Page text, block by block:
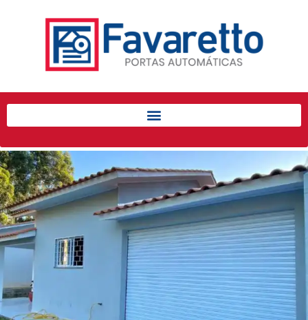
Início
Produtos
Porta de Enrolar Automática
Automatizadores
Acessórios Para Portas de
Enrolar
Pintura eletrostática
Portfólio
Contato